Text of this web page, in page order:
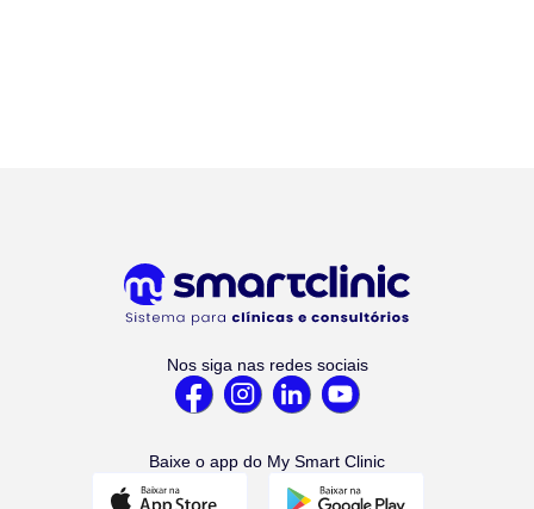
Nos siga nas redes sociais
Baixe o app do My Smart Clinic